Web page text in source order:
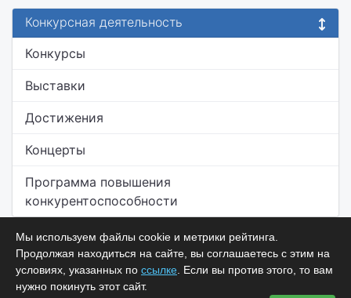
Конкурсная деятельность
Конкурсы
Выставки
Достижения
Концерты
Программа повышения
конкурентоспособности
Мы используем файлы cookie и метрики рейтинга.
Продолжая находиться на сайте, вы соглашаетесь с этим на
условиях, указанных по ссылке . Если вы против этого, то вам
нужно покинуть этот сайт.